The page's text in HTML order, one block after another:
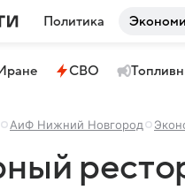
Политика
СВО
АиФ Нижний Новгород